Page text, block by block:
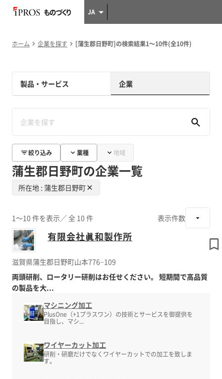
JA
ホーム 企業を探す [蒲生郡日野町]の検索結果1～10件(全10件)
製品・サービス 企業
蒲生郡日野町の企業一覧
所在地 : 蒲生郡日野町
1～10 件を表示／ 全 10 件 表示件数
有限会社眞和製作所
滋賀県蒲生郡日野町山本776−109
両頭研削、ロータリー研削はお任せください。 短期間で高品質
の製品を大...
マシニング加工
PlusOne（+1プラスワン）の技術とサービスを御提供を
目指し、マシ...
ワイヤーカット加工
研削・研磨だけでなくワイヤーカットでの加工を致しま
す。
絞り込み 業種 地域